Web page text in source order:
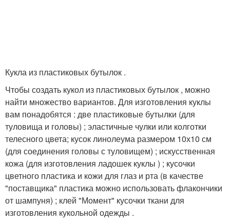
Кукла из пластиковых бутылок .
Чтобы создать кукол из пластиковых бутылок , можно
найти множество вариантов. Для изготовления куклы
вам понадобятся : две пластиковые бутылки (для
туловища и головы) ; эластичные чулки или колготки
телесного цвета; кусок линолеума размером 10х10 см
(для соединения головы с туловищем) ; искусственная
кожа (для изготовления ладошек куклы ) ; кусочки
цветного пластика и кожи для глаз и рта (в качестве
"поставщика" пластика можно использовать флакончики
от шампуня) ; клей "Момент" кусочки ткани для
изготовления кукольной одежды .